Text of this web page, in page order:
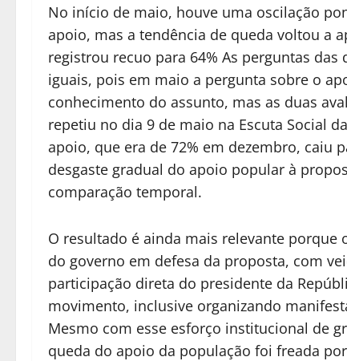
No início de maio, houve uma oscilação
apoio, mas a tendência de queda voltou a
registrou recuo para 64% As perguntas
iguais, pois em maio a pergunta sobre o
conhecimento do assunto, mas as duas
repetiu no dia 9 de maio na Escuta Social
apoio, que era de 72% em dezembro, caiu
desgaste gradual do apoio popular à
comparação temporal.
O resultado é ainda mais relevante
do governo em defesa da proposta, com
participação direta do presidente da
movimento, inclusive organizando
Mesmo com esse esforço institucional de
queda do apoio da população foi freada